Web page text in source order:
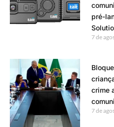
pré-
7 de
crime
7 de